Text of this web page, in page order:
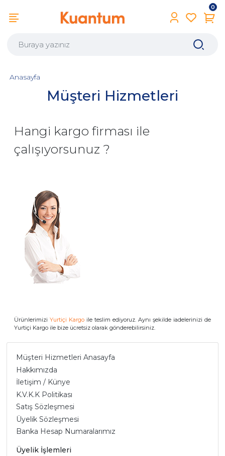
0
Müşteri Hizmetleri
Anasayfa
Müşteri Hizmetleri Anasayfa
Hakkımızda
İletişim / Künye
K.V.K.K Politikası
Satış Sözleşmesi
Üyelik Sözleşmesi
Banka Hesap Numaralarımız
Üyelik İşlemleri
Hangi kargo firması ile
çalışıyorsunuz ?
Ürünlerimizi Yurtiçi Kargo ile teslim ediyoruz. Aynı şekilde iadelerinizi de
Yurtiçi Kargo ile bize ücretsiz olarak gönderebilirsiniz.